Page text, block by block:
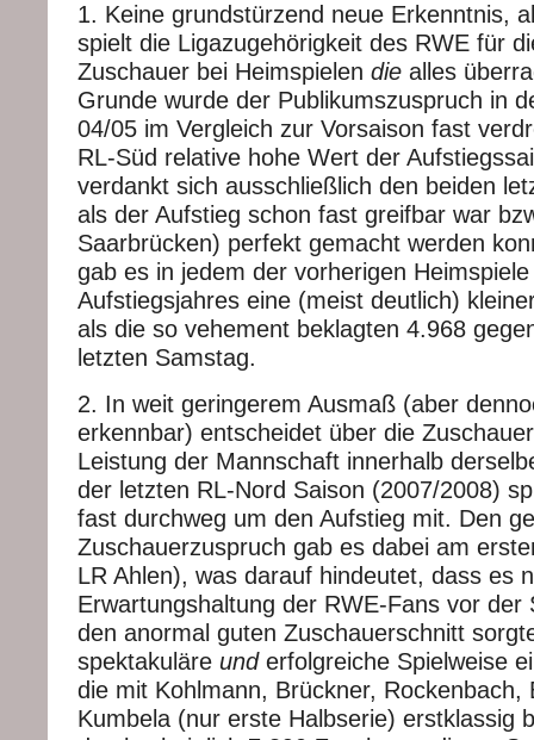
1. Keine grundstürzend neue Erkenntnis,
spielt die Ligazugehörigkeit des RWE für
Zuschauer bei Heimspielen die alles
Grunde wurde der Publikumszuspruch in
04/05 im Vergleich zur Vorsaison fast
RL-Süd relative hohe Wert der
verdankt sich ausschließlich den beiden
als der Aufstieg schon fast greifbar war
Saarbrücken) perfekt gemacht werden
gab es in jedem der vorherigen
Aufstiegsjahres eine (meist deutlich)
als die so vehement beklagten 4.968
letzten Samstag.
2. In weit geringerem Ausmaß (aber
erkennbar) entscheidet über die
Leistung der Mannschaft innerhalb
der letzten RL-Nord Saison (2007/2008)
fast durchweg um den Aufstieg mit. Den
Zuschauerzuspruch gab es dabei am
LR Ahlen), was darauf hindeutet, dass es
Erwartungshaltung der RWE-Fans vor der
den anormal guten Zuschauerschnitt
spektakuläre underfolgreiche Spielweise
die mit Kohlmann, Brückner, Rockenbach,
Kumbela (nur erste Halbserie) erstklassig